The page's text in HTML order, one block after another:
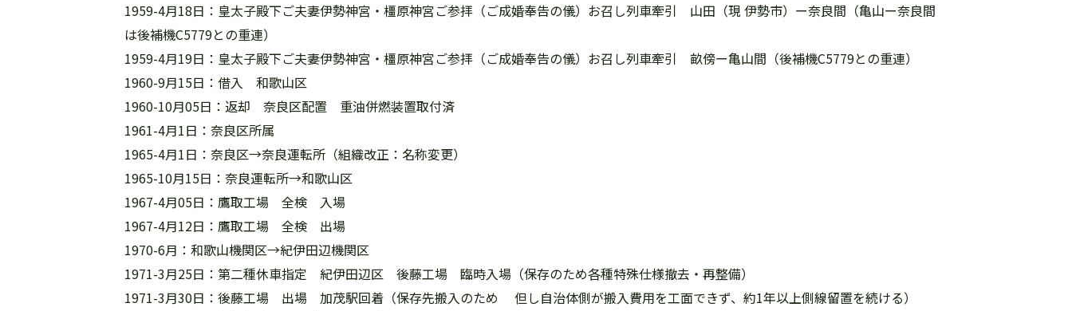
1959-4月18日：皇太子殿下ご夫妻伊勢神宮・橿原神宮ご参拝（ご成婚奉告の儀）お召し列車牽引 山田（現 伊勢市）ー奈良間（亀山ー奈良間
は後補機C5779との重連）
1959-4月19日：皇太子殿下ご夫妻伊勢神宮・橿原神宮ご参拝（ご成婚奉告の儀）お召し列車牽引 畝傍ー亀山間（後補機C5779との重連）
1960-9月15日：借入 和歌山区
1960-10月05日：返却 奈良区配置 重油併燃装置取付済
1961-4月1日：奈良区所属
1965-4月1日：奈良区→奈良運転所（組織改正：名称変更）
1965-10月15日：奈良運転所→和歌山区
1967-4月05日：鷹取工場 全検 入場
1967-4月12日：鷹取工場 全検 出場
1970-6月：和歌山機関区→紀伊田辺機関区
1971-3月25日：第二種休車指定 紀伊田辺区 後藤工場 臨時入場（保存のため各種特殊仕様撤去・再整備）
1971-3月30日：後藤工場 出場 加茂駅回着（保存先搬入のため 但し自治体側が搬入費用を工面できず、約1年以上側線留置を続ける）